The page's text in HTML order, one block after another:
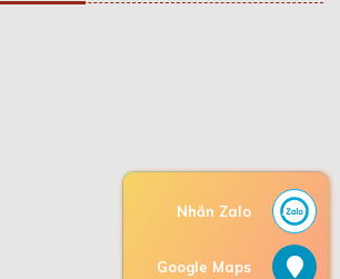
Nhắn Zalo
Google Maps